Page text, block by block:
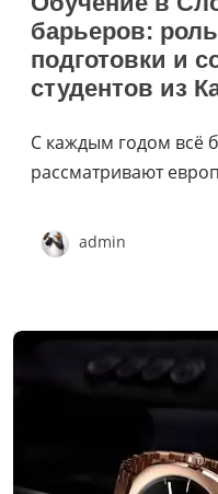
барьеров:
подготовки и
студентов из
С каждым годом всё
рассматривают
admin